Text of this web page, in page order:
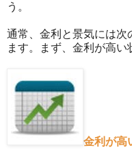
う。
通常、金利と景気には次
ます。まず、金利が高い
金利が高